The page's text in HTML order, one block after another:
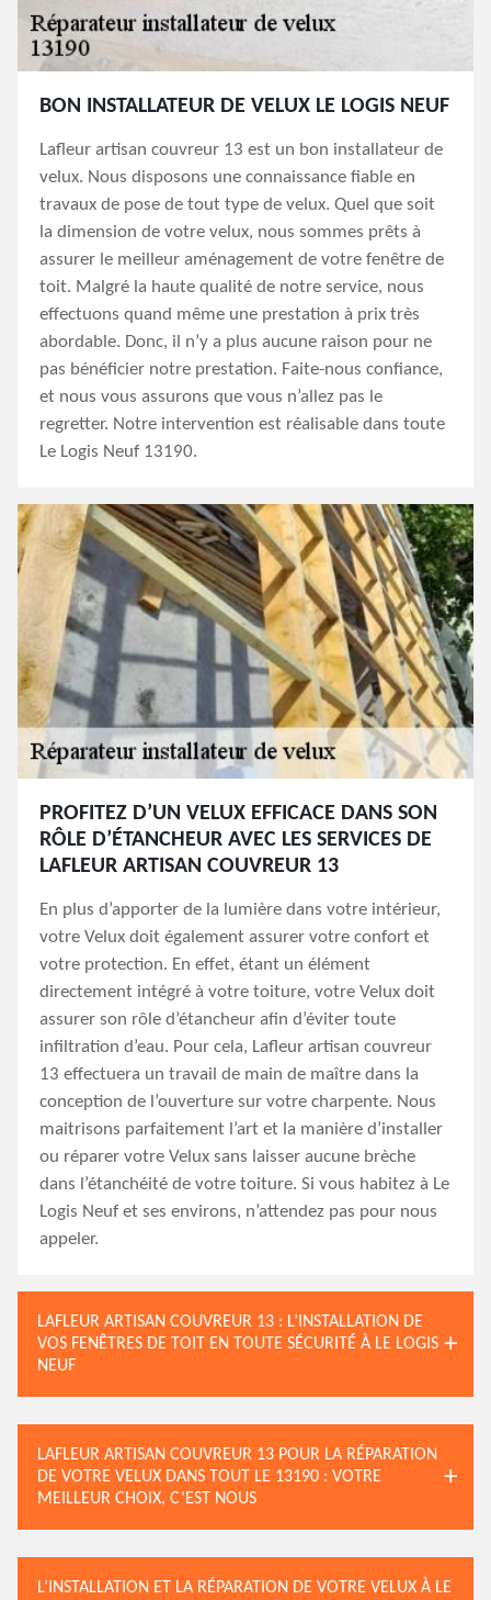
BON INSTALLATEUR DE VELUX LE LOGIS NEUF
Lafleur artisan couvreur 13 est un bon installateur de
velux. Nous disposons une connaissance fiable en
travaux de pose de tout type de velux. Quel que soit
la dimension de votre velux, nous sommes prêts à
assurer le meilleur aménagement de votre fenêtre de
toit. Malgré la haute qualité de notre service, nous
effectuons quand même une prestation à prix très
abordable. Donc, il n’y a plus aucune raison pour ne
pas bénéficier notre prestation. Faite-nous confiance,
et nous vous assurons que vous n’allez pas le
regretter. Notre intervention est réalisable dans toute
Le Logis Neuf 13190.
PROFITEZ D’UN VELUX EFFICACE DANS SON
RÔLE D’ÉTANCHEUR AVEC LES SERVICES DE
LAFLEUR ARTISAN COUVREUR 13
En plus d’apporter de la lumière dans votre intérieur,
votre Velux doit également assurer votre confort et
votre protection. En effet, étant un élément
directement intégré à votre toiture, votre Velux doit
assurer son rôle d’étancheur afin d’éviter toute
infiltration d’eau. Pour cela, Lafleur artisan couvreur
13 effectuera un travail de main de maître dans la
conception de l’ouverture sur votre charpente. Nous
maitrisons parfaitement l’art et la manière d’installer
ou réparer votre Velux sans laisser aucune brèche
dans l’étanchéité de votre toiture. Si vous habitez à Le
Logis Neuf et ses environs, n’attendez pas pour nous
appeler.
LAFLEUR ARTISAN COUVREUR 13 : L’INSTALLATION DE
VOS FENÊTRES DE TOIT EN TOUTE SÉCURITÉ À LE LOGIS
NEUF
LAFLEUR ARTISAN COUVREUR 13 POUR LA RÉPARATION
DE VOTRE VELUX DANS TOUT LE 13190 : VOTRE
MEILLEUR CHOIX, C’EST NOUS
L’INSTALLATION ET LA RÉPARATION DE VOTRE VELUX À LE